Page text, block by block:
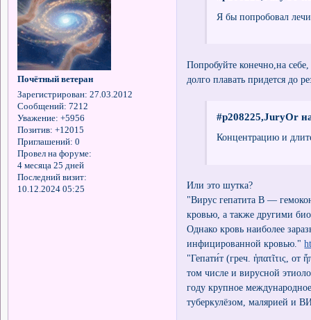
Почётный ветеран
Зарегистрирован: 27.03.2012
Сообщений: 7212
Уважение: +5956
Позитив: +12015
Приглашений: 0
Провел на форуме:
4 месяца 25 дней
Последний визит:
10.12.2024 05:25
Я бы попробовал
Попробуйте конечно,на
долго плавать придется до
#p208225,JuryOr
Концентрацию и
Или это шутка?
"Вирус гепатита В —
кровью, а также другими
Однако кровь наиболее
инфицированной кровью."
"Гепати́т (греч. ἡπατῖτις,
том числе и вирусной
году крупное
туберкулёзом, малярией и